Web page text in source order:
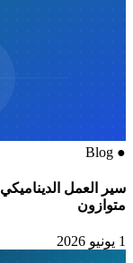
●
Blog
متوازون